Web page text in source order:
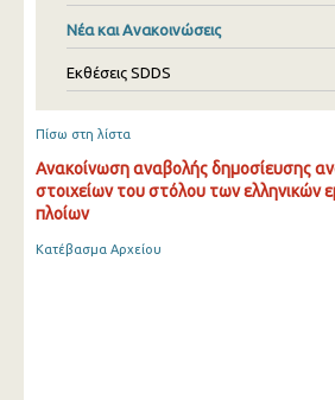
Νέα και Ανακοινώσεις
Εκθέσεις SDDS
Πίσω στη λίστα
Ανακοίνωση αναβολής δημοσίευσης
στοιχείων του στόλου των ελληνικών
πλοίων
Κατέβασμα Αρχείου